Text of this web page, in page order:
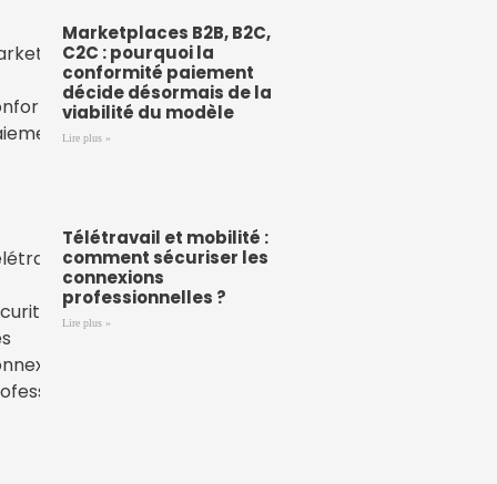
Marketplaces B2B, B2C,
C2C : pourquoi la
conformité paiement
décide désormais de la
viabilité du modèle
Lire plus »
Télétravail et mobilité :
comment sécuriser les
connexions
professionnelles ?
Lire plus »